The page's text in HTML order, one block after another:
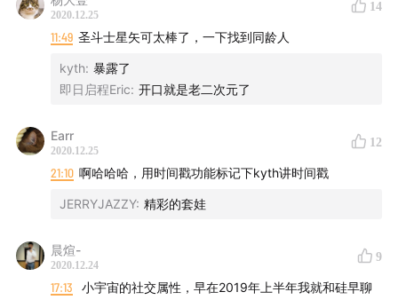
2020.12.25
14
11:49 圣斗士星矢可太棒了，一下找到同龄人
kyth: 暴露了
即日启程Eric: 开口就是老二次元了
Earr
2020.12.25
12
21:10 啊哈哈哈，用时间戳功能标记下kyth讲时间戳
JERRYJAZZY: 精彩的套娃
晨煊-
2020.12.24
9
17:13
小宇宙的社交属性，早在2019年上半年我就和硅早聊